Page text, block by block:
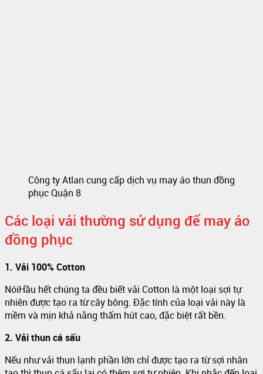
Công ty Atlan cung cấp dịch vụ may áo thun đồng
phục Quận 8
Các loại vải thường sử dụng để may áo
đồng phục
1. Vải 100% Cotton
NóiHầu hết chúng ta đều biết vải Cotton là một loại sợi tự
nhiên được tạo ra từ cây bông. Đặc tính của loại vải này là
mềm và mịn khả năng thấm hút cao, đặc biệt rất bền.
2. Vải thun cá sấu
Nếu như vải thun lạnh phần lớn chỉ được tạo ra từ sợi nhân